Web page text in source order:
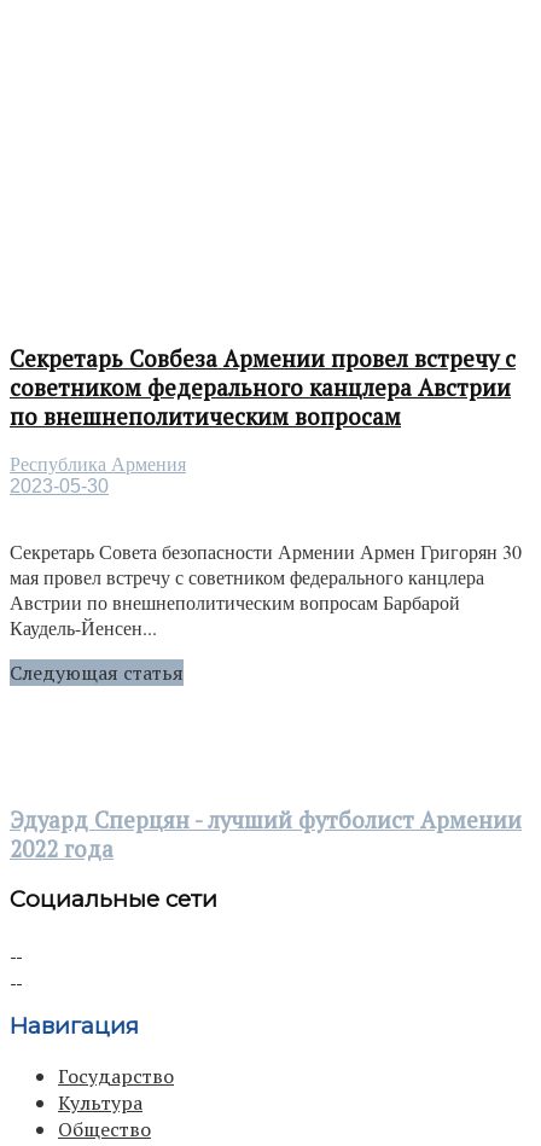
Секретарь Совбеза Армении провел встречу с
советником федерального канцлера Австрии
по внешнеполитическим вопросам
Республика Армения
2023-05-30
Секретарь Совета безопасности Армении Армен Григорян 30
мая провел встречу с советником федерального канцлера
Австрии по внешнеполитическим вопросам Барбарой
Каудель-Йенсен...
Следующая статья
Эдуард Сперцян - лучший футболист Армении
2022 года
Социальные сети
Навигация
Государство
Культура
Общество